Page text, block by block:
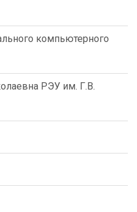
компьютерного
РЭУ им. Г.В.